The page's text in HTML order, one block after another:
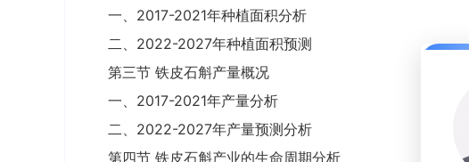
一、2017-2021年种植面积分析
二、2022-2027年种植面积预测
第三节 铁皮石斛产量概况
一、2017-2021年产量分析
二、2022-2027年产量预测分析
第四节 铁皮石斛产业的生命周期分析